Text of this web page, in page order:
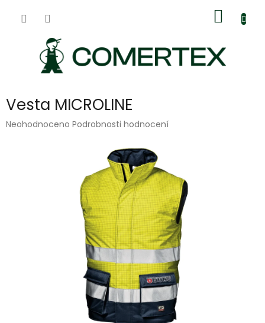
košík
Vesta MICROLINE
Průměrné
Neohodnoceno Podrobnosti hodnocení